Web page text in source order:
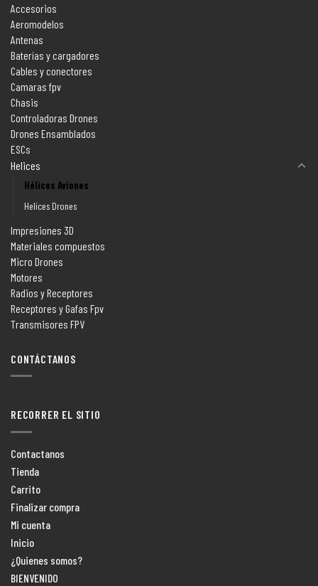
Accesorios
Aeromodelos
Antenas
Baterías y cargadores
Cables y conectores
Camaras fpv
Chasis
Controladoras Drones
Drones Ensamblados
ESCs
Helices
Hélices Aviones
Helices Drones
Impresiones 3D
Materiales compuestos
Micro Drones
Motores
Radios y Receptores
Receptores y Gafas Fpv
Transmisores FPV
CONTÁCTANOS
RECORRER EL SITIO
Contactanos
Tienda
Carrito
Finalizar compra
Mi cuenta
Inicio
¿Quienes somos?
BIENVENIDO